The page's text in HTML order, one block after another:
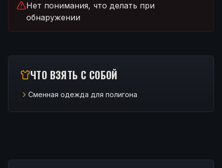
Нет понимания, что делать при
обнаружении
ЧТО ВЗЯТЬ С СОБОЙ
Сменная одежда для полигона